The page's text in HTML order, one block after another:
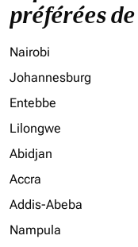
préférées
Nairobi
Johannesburg
Entebbe
Lilongwe
Abidjan
Accra
Addis-Abeba
Nampula